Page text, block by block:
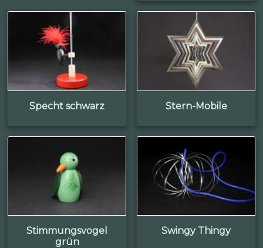
Specht schwarz Stern-Mobile
Stimmungsvogel
grün
Swingy Thingy